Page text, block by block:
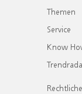
Themen
Service
Know